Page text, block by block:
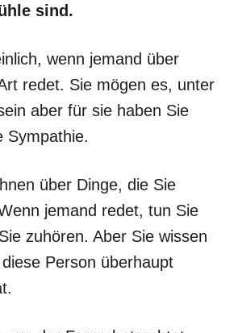
sind.
wenn jemand über
redet. Sie mögen es, unter
aber für sie haben Sie
Sympathie.
über Dinge, die Sie
jemand redet, tun Sie
zuhören. Aber Sie wissen
Person überhaupt